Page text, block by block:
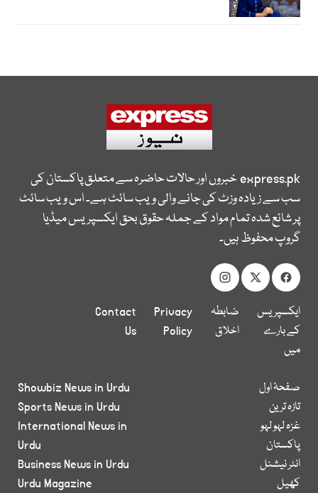
express.pkخبروں اور حالات حاضرہ سے متعلق پاکستان کی
سب سے زیادہ وزٹ کی جانے والی ویب سائٹ ہے۔ اس ویب سائٹ
پر شائع شدہ تمام مواد کے جملہ حقوق بحق ایکسپریس میڈیا
گروپ محفوظ ہیں۔
ایکسپریس
کے بارے
میں
ضابطہ
اخلاق
Privacy
Policy
Contact
Us
صفحۂ اول
تازہ ترین
غزہ لہو لہو
پاکستان
انٹر نیشنل
کھیل
Showbiz News in Urdu
Sports News in Urdu
International News in
Urdu
Business News in Urdu
Urdu Magazine